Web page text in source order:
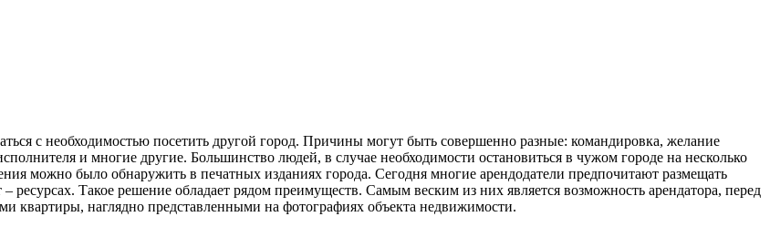
с необходимостью посетить другой город. Причины могут быть совершенно разные: командировка, желание
и многие другие. Большинство людей, в случае необходимости остановиться в чужом городе на несколько
можно было обнаружить в печатных изданиях города. Сегодня многие арендодатели предпочитают размещать
Такое решение обладает рядом преимуществ. Самым веским из них является возможность арендатора, перед
квартиры, наглядно представленными на фотографиях объекта недвижимости.